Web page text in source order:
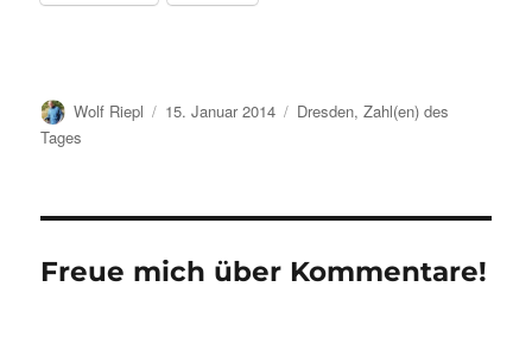
Autor
Wolf Riepl
Veröffentlicht
15. Januar 2014 Kategorien
Dresden,Zahl(en) des
Tages
Freue mich über Kommentare!